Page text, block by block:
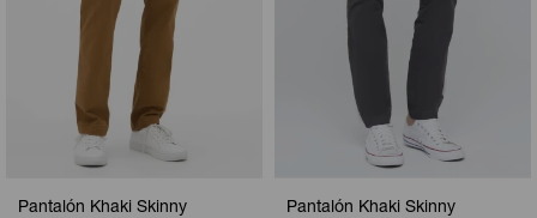
Pantalón Khaki Skinny
Pantalón Khaki Skinny